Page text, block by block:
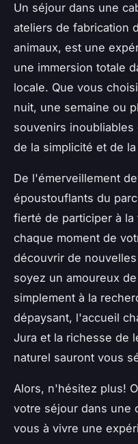
Un séjour dans une
ateliers de fabrication
animaux, est une
une immersion totale
locale. Que vous
nuit, une semaine ou
souvenirs
de la simplicité et de
De l'émerveillement
époustouflants du
fierté de participer à
chaque moment de
découvrir de
soyez un amoureux
simplement à la
dépaysant, l'accueil
Jura et la richesse de
naturel sauront vous
Alors, n'hésitez plus!
votre séjour dans une
vous à vivre une